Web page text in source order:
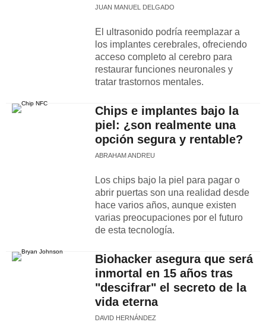
JUAN MANUEL DELGADO
El ultrasonido podría reemplazar a
los implantes cerebrales, ofreciendo
acceso completo al cerebro para
restaurar funciones neuronales y
tratar trastornos mentales.
Chips e implantes bajo la
piel: ¿son realmente una
opción segura y rentable?
ABRAHAM ANDREU
Los chips bajo la piel para pagar o
abrir puertas son una realidad desde
hace varios años, aunque existen
varias preocupaciones por el futuro
de esta tecnología.
Biohacker asegura que será
inmortal en 15 años tras
"descifrar" el secreto de la
vida eterna
DAVID HERNÁNDEZ